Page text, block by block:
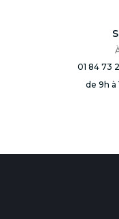
01 84 73
de 9h à